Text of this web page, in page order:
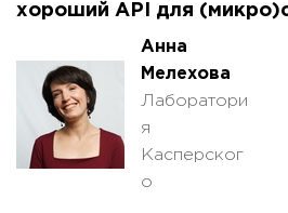
хороший API для
Анна
Мелехова
Лаборатори
я
Касперског
о